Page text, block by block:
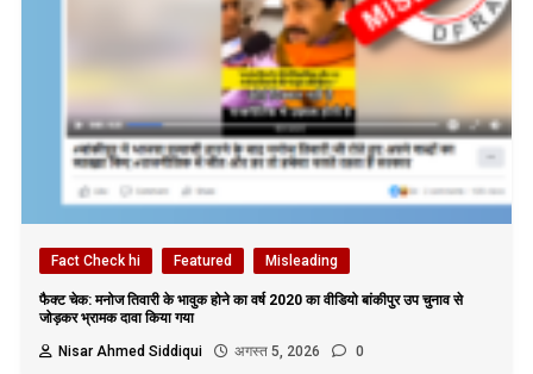
Fact Check hi Featured Misleading
फैक्ट चेक: मनोज तिवारी के भावुक होने का वर्ष 2020 का वीडियो बांकीपुर उप चुनाव से
जोड़कर भ्रामक दावा किया गया
Nisar Ahmed Siddiqui
अगस्त 5, 2026 0